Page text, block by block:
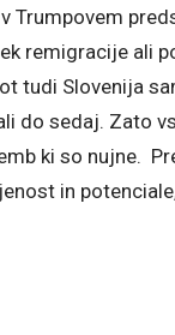
Trumpovem
remigracije ali
tudi Slovenija
do sedaj. Zato
ki so nujne.
in